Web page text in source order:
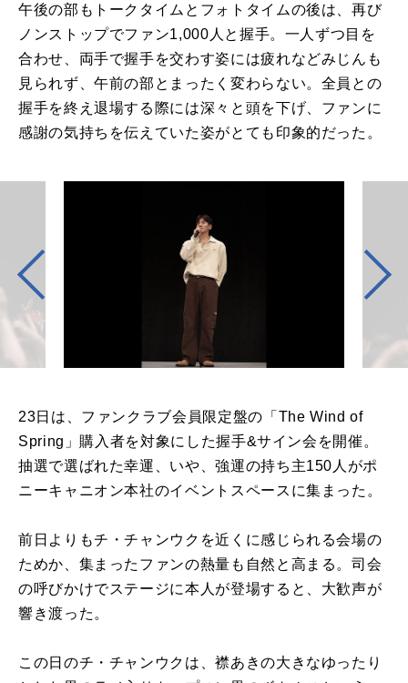
午後の部もトークタイムとフォトタイムの後は、再び
ノンストップでファン1,000人と握手。一人ずつ目を
合わせ、両手で握手を交わす姿には疲れなどみじんも
見られず、午前の部とまったく変わらない。全員との
握手を終え退場する際には深々と頭を下げ、ファンに
感謝の気持ちを伝えていた姿がとても印象的だった。
23日は、ファンクラブ会員限定盤の「The Wind of
Spring」購入者を対象にした握手&サイン会を開催。
抽選で選ばれた幸運、いや、強運の持ち主150人がポ
ニーキャニオン本社のイベントスペースに集まった。
前日よりもチ・チャンウクを近くに感じられる会場の
ためか、集まったファンの熱量も自然と高まる。司会
の呼びかけでステージに本人が登場すると、大歓声が
響き渡った。
この日のチ・チャンウクは、襟あきの大きなゆったり